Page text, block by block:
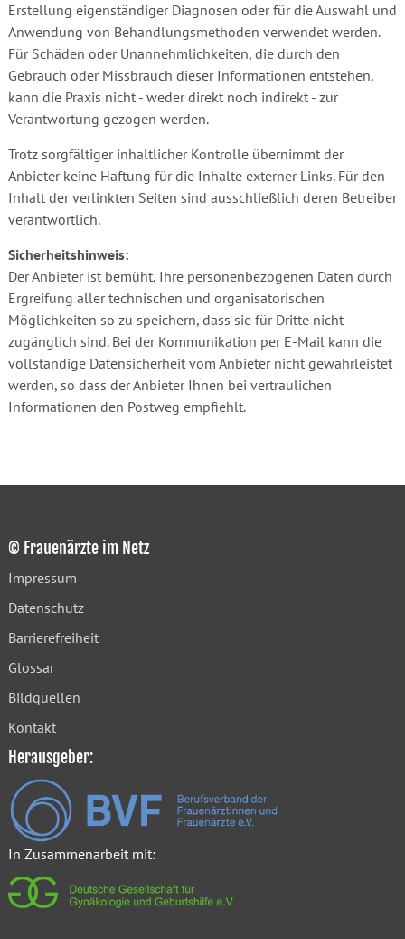
Erstellung eigenständiger Diagnosen oder für die Auswahl und
Anwendung von Behandlungsmethoden verwendet werden.
Für Schäden oder Unannehmlichkeiten, die durch den
Gebrauch oder Missbrauch dieser Informationen entstehen,
kann die Praxis nicht - weder direkt noch indirekt - zur
Verantwortung gezogen werden.
Trotz sorgfältiger inhaltlicher Kontrolle übernimmt der
Anbieter keine Haftung für die Inhalte externer Links. Für den
Inhalt der verlinkten Seiten sind ausschließlich deren Betreiber
verantwortlich.
Sicherheitshinweis:
Der Anbieter ist bemüht, Ihre personenbezogenen Daten durch
Ergreifung aller technischen und organisatorischen
Möglichkeiten so zu speichern, dass sie für Dritte nicht
zugänglich sind. Bei der Kommunikation per E-Mail kann die
vollständige Datensicherheit vom Anbieter nicht gewährleistet
werden, so dass der Anbieter Ihnen bei vertraulichen
Informationen den Postweg empfiehlt.
© Frauenärzte im Netz
Impressum
Datenschutz
Barrierefreiheit
Glossar
Bildquellen
Kontakt
Herausgeber:
In Zusammenarbeit mit: